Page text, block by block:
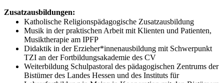
Zusatzausbildungen:
Katholische Religionspädagogische Zusatzausbildung
Musik in der praktischen Arbeit mit Klienten und Patienten,
Musiktherapie am IPFP
Didaktik in der Erzieher*innenausbildung mit Schwerpunkt
TZI an der Fortbildungsakademie des CV
Weiterbildung Schulpastoral des pädagogischen Zentrums der
Bistümer des Landes Hessen und des Instituts für